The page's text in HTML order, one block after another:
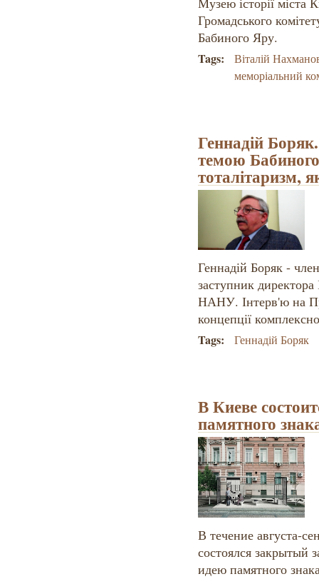
Громадського
Бабиного Яру.
Tags:
Віталій
меморіальний
Геннадій
темою
тоталітаризм,
Геннадій Боряк -
заступник директора
НАНУ. Інтерв'ю на
концепції
Tags: Геннадій Боряк
В Киеве
памятного
В течение августа-
состоялся закрытый
идею памятного